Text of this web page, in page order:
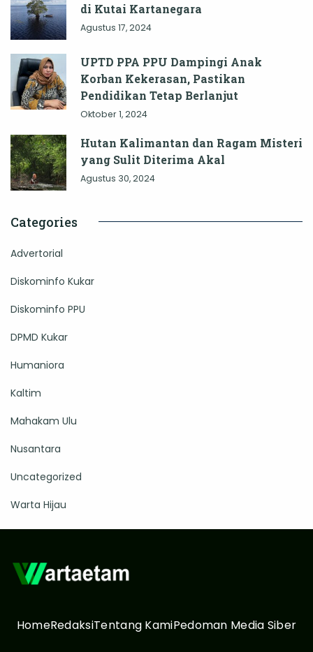
di Kutai Kartanegara
Agustus 17, 2024
UPTD PPA PPU Dampingi Anak
Korban Kekerasan, Pastikan
Pendidikan Tetap Berlanjut
Oktober 1, 2024
Hutan Kalimantan dan Ragam Misteri
yang Sulit Diterima Akal
Agustus 30, 2024
Categories
Advertorial
Diskominfo Kukar
Diskominfo PPU
DPMD Kukar
Humaniora
Kaltim
Mahakam Ulu
Nusantara
Uncategorized
Warta Hijau
HomeRedaksiTentang KamiPedoman Media Siber